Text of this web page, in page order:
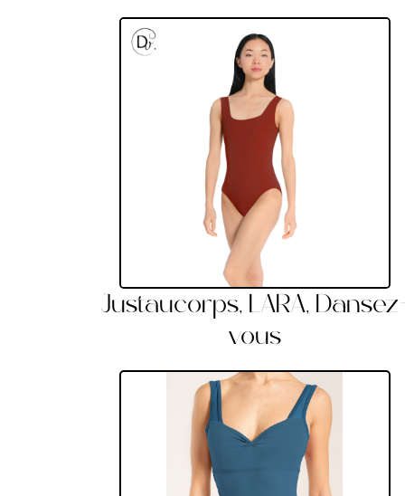
Justaucorps, LARA,
vous